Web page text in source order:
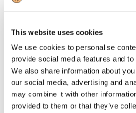
This website uses cookies
We use cookies to personalise
provide social media features and
We also share information about
our social media, advertising and
may combine it with other
provided to them or that they’ve
Osservatorio ASTOI: dove andranno gli
Secondo l’Osservatorio Astoi
prenotare le vacanze delle festività nelle
tutti i tour operator associati ad Astoi
cifra delle prenotazioni rispetto allo scorso
valore medio della pratica è stabile, ma
che vogliono trascorrere le festività
sistema “fai da te”.
Leggi tutto...